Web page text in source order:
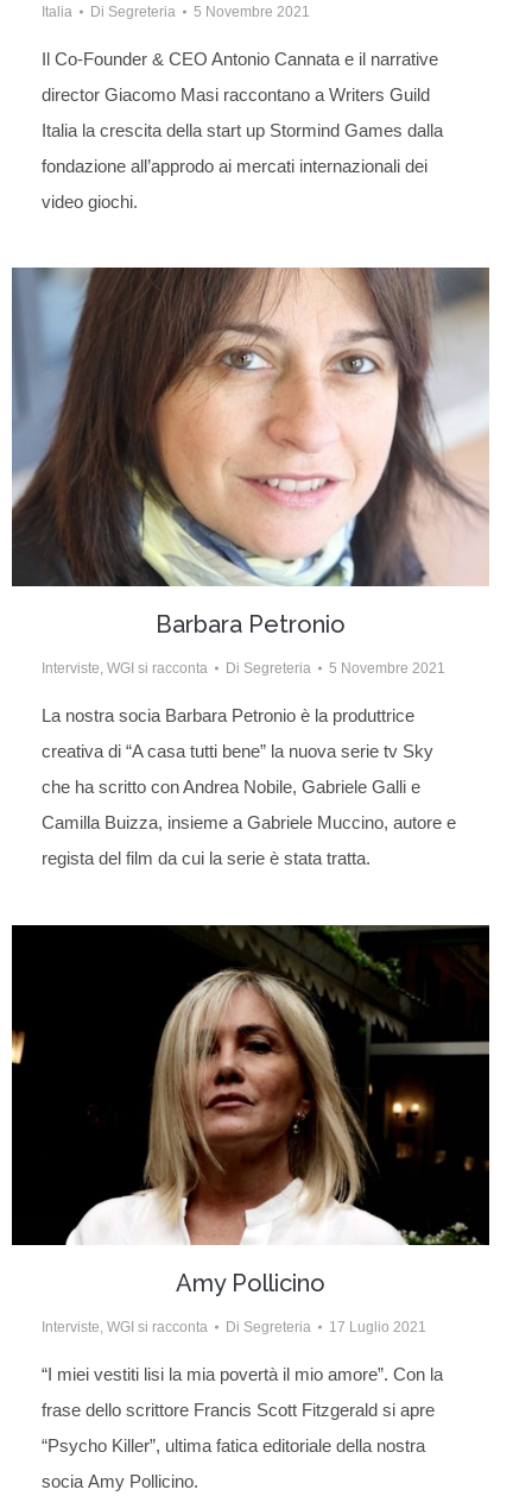
Italia Di Segreteria 5 Novembre 2021
Il Co-Founder & CEO Antonio Cannata e il narrative
director Giacomo Masi raccontano a Writers Guild
Italia la crescita della start up Stormind Games dalla
fondazione all’approdo ai mercati internazionali dei
video giochi.
Barbara Petronio
Interviste, WGI si racconta Di Segreteria 5 Novembre 2021
La nostra socia Barbara Petronio è la produttrice
creativa di “A casa tutti bene” la nuova serie tv Sky
che ha scritto con Andrea Nobile, Gabriele Galli e
Camilla Buizza, insieme a Gabriele Muccino, autore e
regista del film da cui la serie è stata tratta.
Amy Pollicino
Interviste, WGI si racconta Di Segreteria 17 Luglio 2021
“I miei vestiti lisi la mia povertà il mio amore”. Con la
frase dello scrittore Francis Scott Fitzgerald si apre
“Psycho Killer”, ultima fatica editoriale della nostra
socia Amy Pollicino.